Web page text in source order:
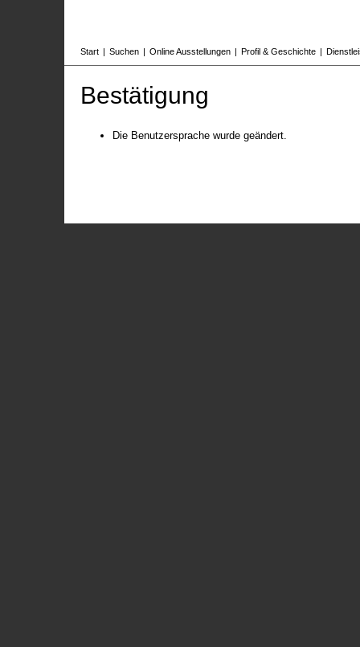
Start | Suchen | Online Ausstellungen | Profil & Geschichte |
Bestätigung
Die Benutzersprache wurde geändert.